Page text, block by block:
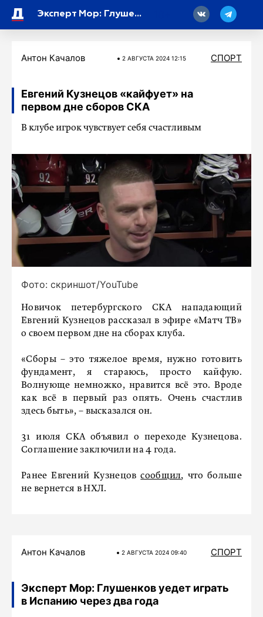
Эксперт Мор: Глушенков уедет играть в Испанию через два года
Антон Качалов 2 АВГУСТА 2024 12:15 СПОРТ
Евгений Кузнецов «кайфует» на
первом дне сборов СКА
В клубе игрок чувствует себя счастливым
Фото: скриншот/YouTube
Новичок петербургского СКА нападающий
Евгений Кузнецов рассказал в эфире «Матч ТВ»
о своем первом дне на сборах клуба.
«Сборы – это тяжелое время, нужно готовить
фундамент, я стараюсь, просто кайфую.
Волнующе немножко, нравится всё это. Вроде
как всё в первый раз опять. Очень счастлив
здесь быть», – высказался он.
31 июля СКА объявил о переходе Кузнецова.
Соглашение заключили на 4 года.
Ранее Евгений Кузнецовсообщил, что больше
не вернется в НХЛ.
Антон Качалов 2 АВГУСТА 2024 09:40 СПОРТ
Эксперт Мор: Глушенков уедет играть
в Испанию через два года